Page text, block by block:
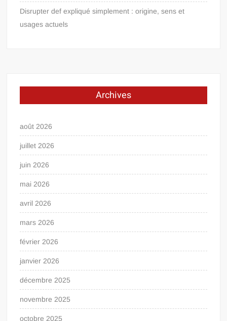
Disrupter def expliqué simplement : origine, sens et
usages actuels
Archives
août 2026
juillet 2026
juin 2026
mai 2026
avril 2026
mars 2026
février 2026
janvier 2026
décembre 2025
novembre 2025
octobre 2025